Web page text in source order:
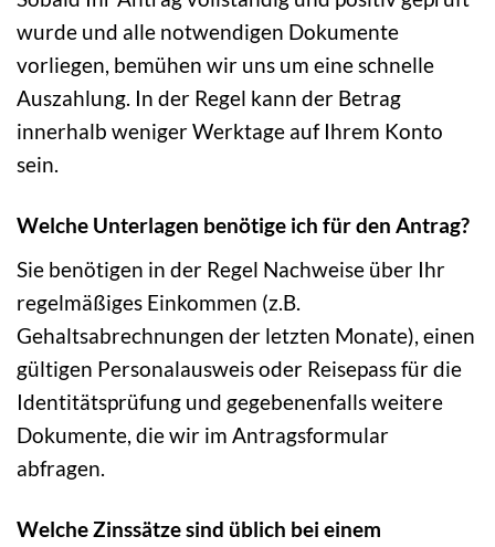
wurde und alle notwendigen Dokumente
vorliegen, bemühen wir uns um eine schnelle
Auszahlung. In der Regel kann der Betrag
innerhalb weniger Werktage auf Ihrem Konto
sein.
Welche Unterlagen benötige ich für den Antrag?
Sie benötigen in der Regel Nachweise über Ihr
regelmäßiges Einkommen (z.B.
Gehaltsabrechnungen der letzten Monate), einen
gültigen Personalausweis oder Reisepass für die
Identitätsprüfung und gegebenenfalls weitere
Dokumente, die wir im Antragsformular
abfragen.
Welche Zinssätze sind üblich bei einem